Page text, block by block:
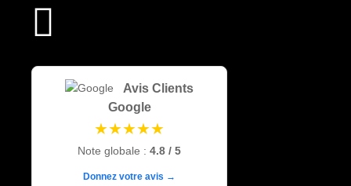

Avis Clients
Google
★★★★★
Note globale : 4.8 / 5
Donnez votre avis →